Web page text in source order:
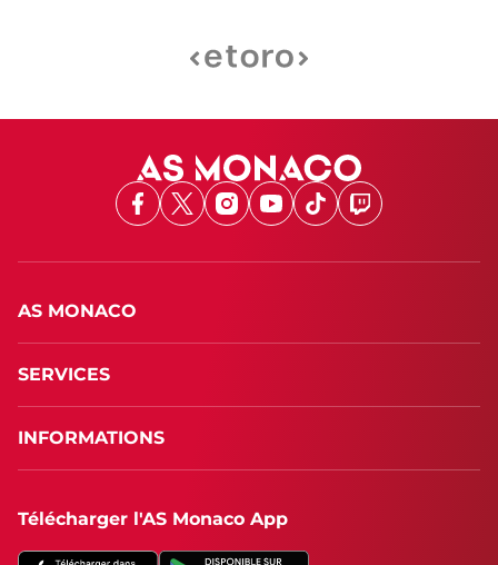
Facebook
X Instagram
Youtube
TikTokTwitch
AS MONACO
SERVICES
INFORMATIONS
Télécharger l'AS Monaco App